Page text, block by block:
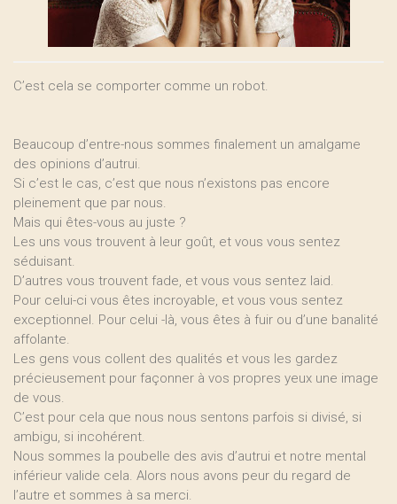
C’est cela se comporter comme un robot.
Beaucoup d’entre-nous sommes finalement un amalgame
des opinions d’autrui.
Si c’est le cas, c’est que nous n’existons pas encore
pleinement que par nous.
Mais qui êtes-vous au juste ?
Les uns vous trouvent à leur goût, et vous vous sentez
séduisant.
D’autres vous trouvent fade, et vous vous sentez laid.
Pour celui-ci vous êtes incroyable, et vous vous sentez
exceptionnel. Pour celui -là, vous êtes à fuir ou d’une banalité
affolante.
Les gens vous collent des qualités et vous les gardez
précieusement pour façonner à vos propres yeux une image
de vous.
C’est pour cela que nous nous sentons parfois si divisé, si
ambigu, si incohérent.
Nous sommes la poubelle des avis d’autrui et notre mental
inférieur valide cela. Alors nous avons peur du regard de
l’autre et sommes à sa merci.